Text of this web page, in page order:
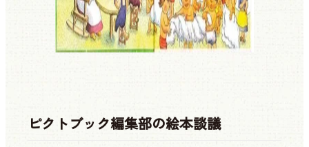
ピクトブック編集部の絵本談議